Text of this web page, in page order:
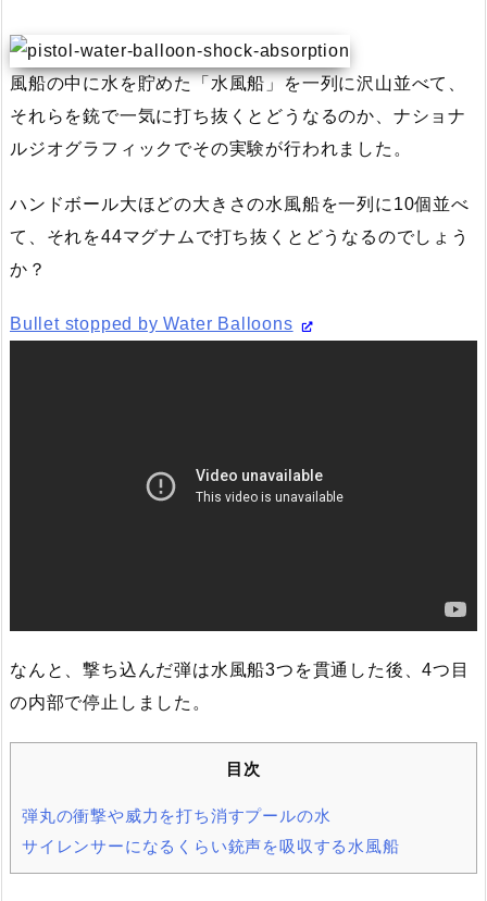
風船の中に水を貯めた「水風船」を一列に沢山並べて、
それらを銃で一気に打ち抜くとどうなるのか、ナショナ
ルジオグラフィックでその実験が行われました。
ハンドボール大ほどの大きさの水風船を一列に10個並べ
て、それを44マグナムで打ち抜くとどうなるのでしょう
か？
Bullet stopped by Water Balloons
なんと、撃ち込んだ弾は水風船3つを貫通した後、4つ目
の内部で停止しました。
目次
弾丸の衝撃や威力を打ち消すプールの水
サイレンサーになるくらい銃声を吸収する水風船